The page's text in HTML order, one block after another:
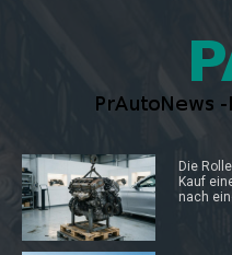
Die
Kauf
nach